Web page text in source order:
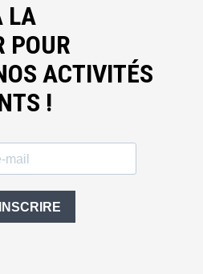
LA
POUR
ACTIVITÉS
!